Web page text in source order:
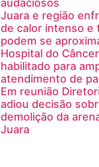
Juara e região
de calor intenso e
podem se
Hospital do
habilitado para
atendimento de
Em reunião
adiou decisão
demolição da
Juara